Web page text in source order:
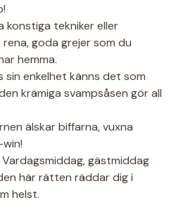
konstiga tekniker eller
goda grejer som du
hemma.
sin enkelhet känns det som
krämiga svampsåsen gör all
älskar biffarna, vuxna
Vardagsmiddag, gästmiddag
här rätten räddar dig i
helst.